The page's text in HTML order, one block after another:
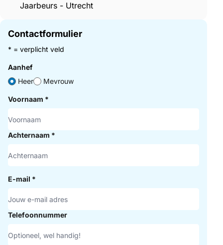
Jaarbeurs - Utrecht
Contactformulier
* = verplicht veld
Aanhef
Heer
Mevrouw
Voornaam *
Achternaam *
E-mail *
Telefoonnummer